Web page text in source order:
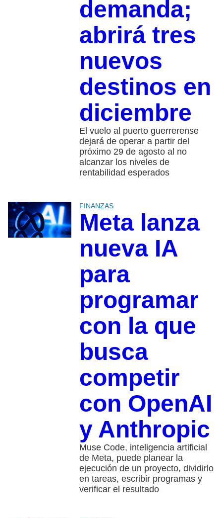
demanda;
abrirá tres
nuevos
destinos en
diciembre
El vuelo al puerto guerrerense
dejará de operar a partir del
próximo 29 de agosto al no
alcanzar los niveles de
rentabilidad esperados
FINANZAS
Meta lanza
nueva IA
para
programar
con la que
busca
competir
con OpenAI
y Anthropic
Muse Code, inteligencia artificial
de Meta, puede planear la
ejecución de un proyecto, dividirlo
en tareas, escribir programas y
verificar el resultado